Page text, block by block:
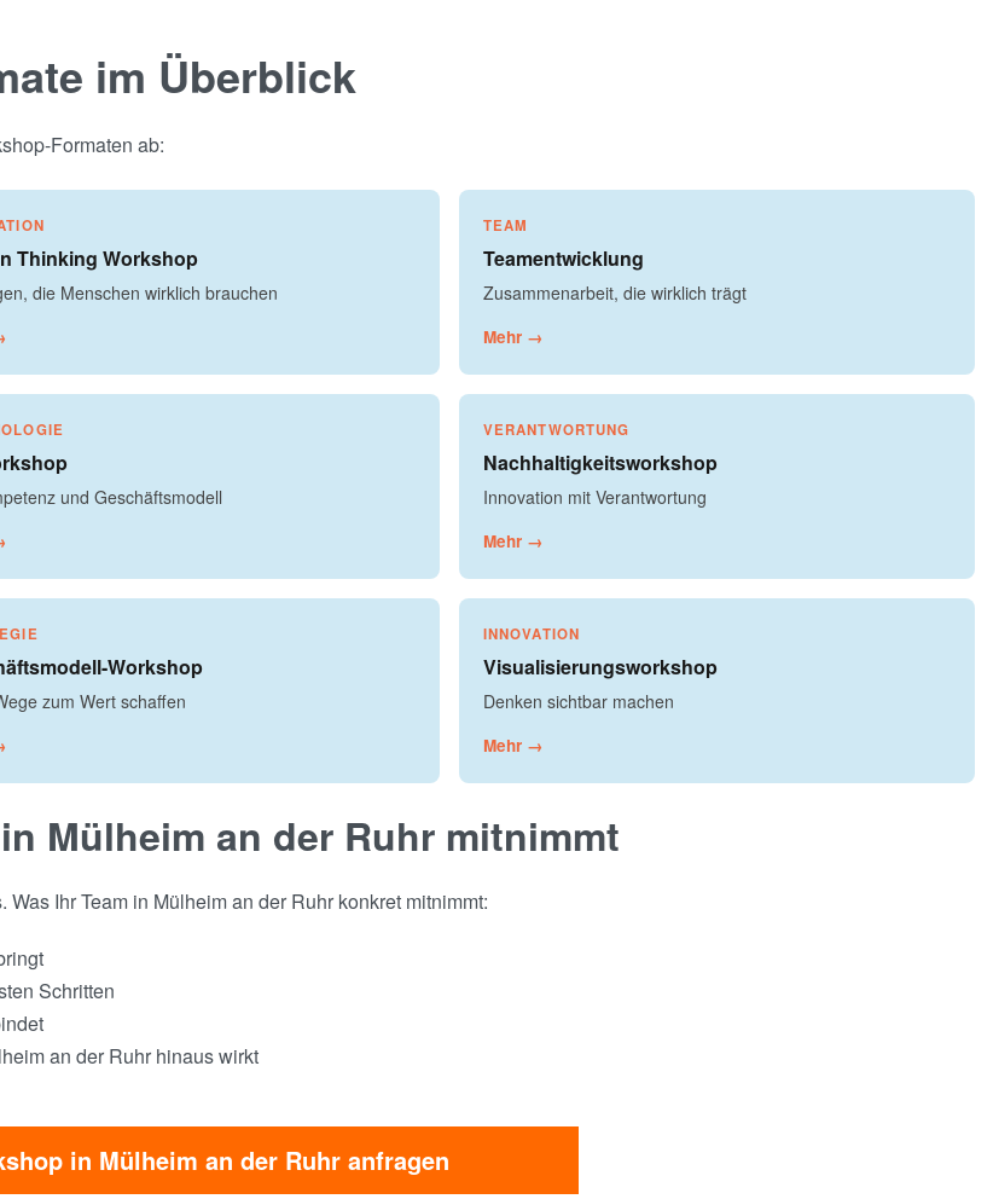
im Überblick
Formaten ab:
Thinking Workshop
die Menschen wirklich brauchen
TEAM
Teamentwicklung
Zusammenarbeit, die wirklich trägt
Mehr →
und Geschäftsmodell
VERANTWORTUNG
Nachhaltigkeitsworkshop
Innovation mit Verantwortung
Mehr →
Workshop
zum Wert schaffen
INNOVATION
Visualisierungsworkshop
Denken sichtbar machen
Mehr →
Mülheim an der Ruhr mitnimmt
Ihr Team in Mülheim an der Ruhr konkret mitnimmt:
Schritten
an der Ruhr hinaus wirkt
in Mülheim an der Ruhr anfragen